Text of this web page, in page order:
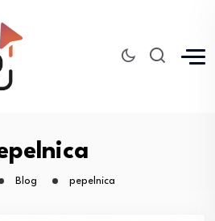
Blog pepelnica